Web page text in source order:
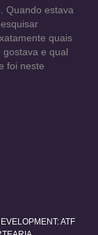
Quando estava
quais
e qual
foi neste
ATF